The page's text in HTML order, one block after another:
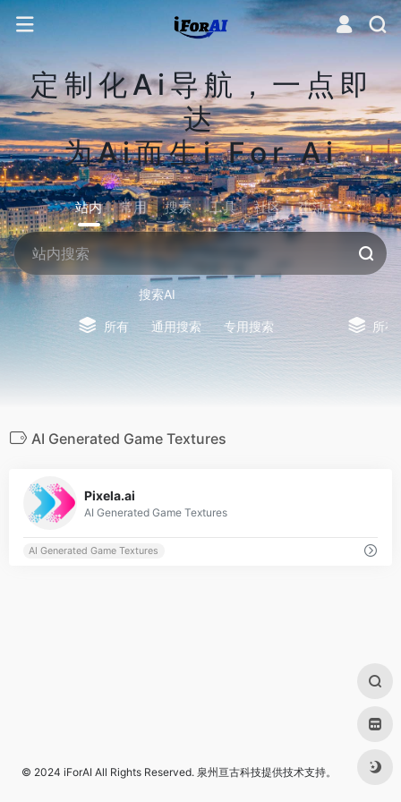
定制化Ai导航，一点即
达
为Ai而生i For Ai
站内 常用 搜索 工具 社区 生活
搜索AI
所有 通用搜索 专用搜索 所有
AI Generated Game Textures
Pixela.ai
AI Generated Game Textures
AI Generated Game Textures
© 2024 iForAI All Rights Reserved. 泉州亘古科技提供技术支持。